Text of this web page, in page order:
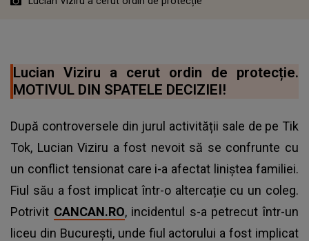
Lucian Viziru a cerut ordin de protecție.
MOTIVUL DIN SPATELE DECIZIEI!
După controversele din jurul activității sale de pe Tik
Tok, Lucian Viziru a fost nevoit să se confrunte cu
un conflict tensionat care i-a afectat liniștea familiei.
Fiul său a fost implicat într-o altercație cu un coleg.
Potrivit CANCAN.RO, incidentul s-a petrecut într-un
liceu din București, unde fiul actorului a fost implicat